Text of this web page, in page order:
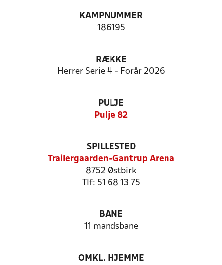
KAMPNUMMER
186195
RÆKKE
Herrer Serie 4 - Forår 2026
PULJE
Pulje 82
SPILLESTED
Trailergaarden-Gantrup Arena
8752 Østbirk
Tlf: 51 68 13 75
BANE
11 mandsbane
OMKL. HJEMME